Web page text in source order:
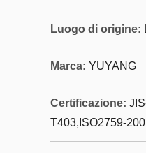
Luogo di origine:
Marca: YUYANG
Certificazione:
T403,ISO2759-